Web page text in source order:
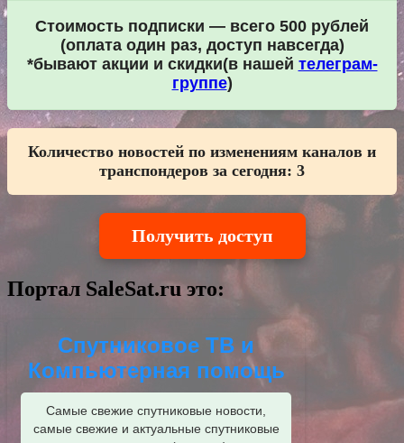
Стоимость подписки — всего 500 рублей
(оплата один раз, доступ навсегда)
*бывают акции и скидки(в нашей телеграм-
группе)
Количество новостей по изменениям каналов и
транспондеров за сегодня: 3
Получить доступ
Портал SaleSat.ru это:
Спутниковое ТВ и
Компьютерная помощь
Самые свежие спутниковые новости,
самые свежие и актуальные спутниковые